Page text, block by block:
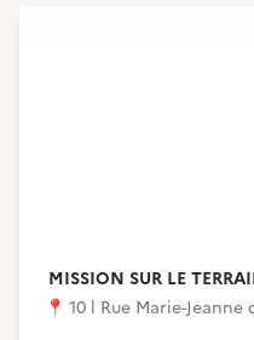
MISSION SUR LE
📍 10 l Rue Marie-